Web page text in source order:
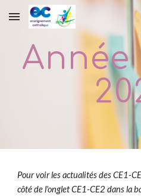
Skip to main content
Année
Pour voir les actualités desCE1-
côté de l'ongletCE1-CE2 dans la